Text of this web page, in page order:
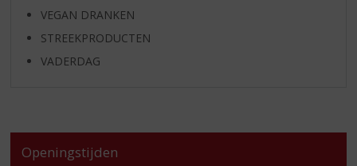
VEGAN DRANKEN
STREEKPRODUCTEN
VADERDAG
Openingstijden